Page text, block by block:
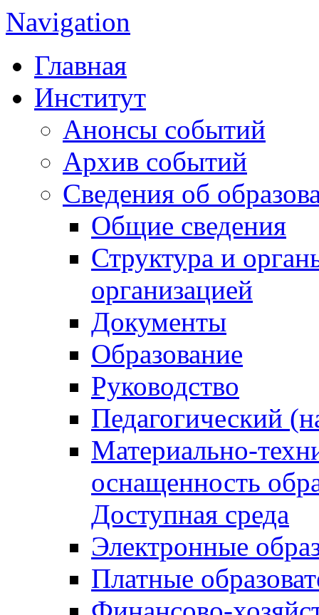
Navigation
Главная
Институт
Анонсы событий
Архив событий
Сведения об
Общие сведения
Структура и
организацией
Документы
Образование
Руководство
Педагогический
Материально-
оснащенность
Доступная среда
Электронные
Платные